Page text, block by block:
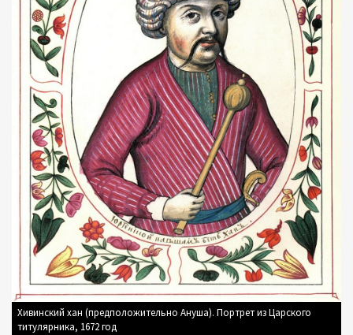
Хивинский хан (предположительно Ануша). Портрет из Царского
титулярника, 1672 год